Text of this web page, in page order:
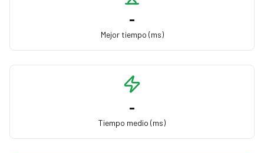
-
Mejor tiempo (ms)
-
Tiempo medio (ms)